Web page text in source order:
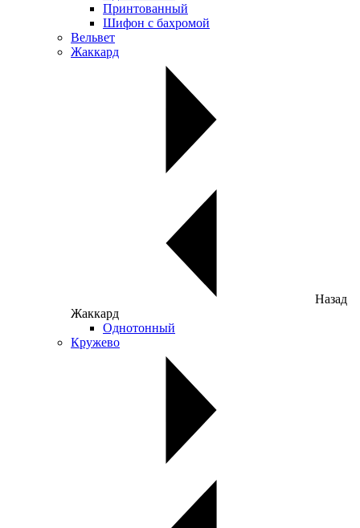
Принтованный
Шифон с бахромой
Вельвет
Жаккард
Назад
Жаккард
Однотонный
Кружево